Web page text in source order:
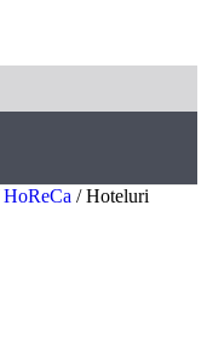
HoReCa / Hoteluri